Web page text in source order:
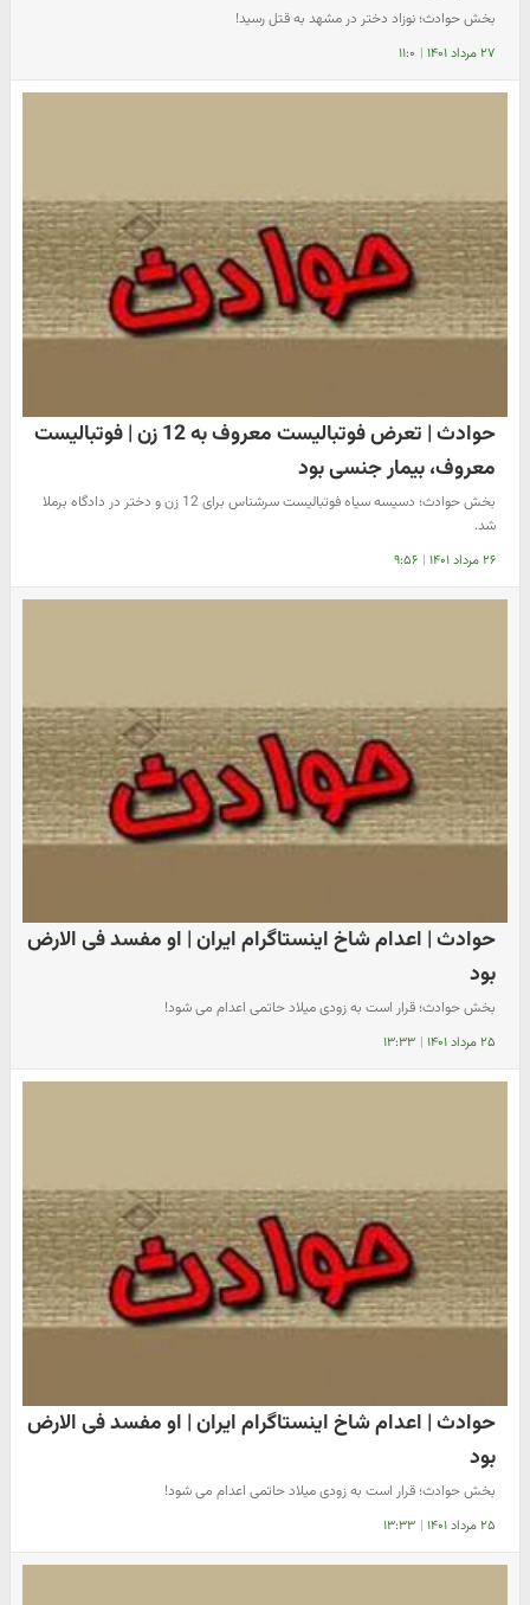
بخش حوادث؛ نوزاد دختر در مشهد به قتل رسید!
۲۷ مرداد ۱۴۰۱ | ۱۱:۰
حوادث | تعرض فوتبالیست معروف به 12 زن | فوتبالیست
معروف، بیمار جنسی بود
بخش حوادث؛ دسیسه سیاه فوتبالیست سرشناس برای 12 زن و دختر در دادگاه برملا
شد.
۲۶ مرداد ۱۴۰۱ | ۹:۵۶
حوادث | اعدام شاخ اینستاگرام ایران | او مفسد فی الارض
بود
بخش حوادث؛ قرار است به زودی میلاد حاتمی اعدام می شود!
۲۵ مرداد ۱۴۰۱ | ۱۳:۳۳
حوادث | اعدام شاخ اینستاگرام ایران | او مفسد فی الارض
بود
بخش حوادث؛ قرار است به زودی میلاد حاتمی اعدام می شود!
۲۵ مرداد ۱۴۰۱ | ۱۳:۳۳